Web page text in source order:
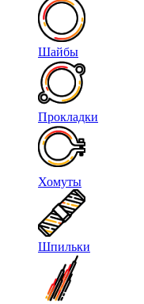
Шайбы
Прокладки
Хомуты
Шпильки